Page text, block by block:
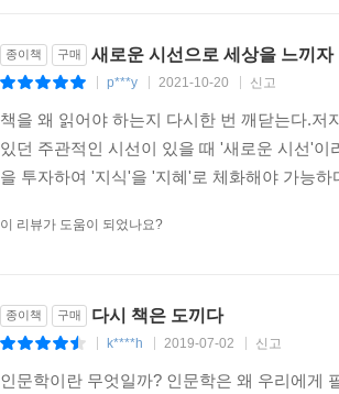
종이책 구매 새로운 시선으로 세상을 느끼자
p***y 2021-10-20 신고
책을 왜 읽어야 하는지 다시한 번 깨닫는다.
있던 주관적인 시선이 있을 때 '새로운 시선'
을 투자하여 '지식'을 '지혜'로 체화해야 가능
이 리뷰가 도움이 되었나요?
종이책 구매 다시 책은 도끼다
k****h 2019-07-02 신고
인문학이란 무엇일까? 인문학은 왜 우리에게